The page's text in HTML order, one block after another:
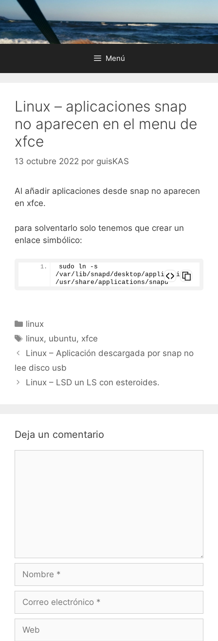
Saltar
al
contenido
Menú
Linux – aplicaciones snap
no aparecen en el menu de
xfce
13 octubre 2022 por guisKAS
Al añadir aplicaciones desde snap no aparecen
en xfce.
para solventarlo solo tenemos que crear un
enlace simbólico:
sudo ln -s
/var/lib/snapd/desktop/applications
/usr/share/applications/snapd
Categorías
linux
Etiquetas
linux, ubuntu, xfce
Linux – Aplicación descargada por snap no
lee disco usb
Linux – LSD un LS con esteroides.
Deja un comentario
Nombre
Correo
Web